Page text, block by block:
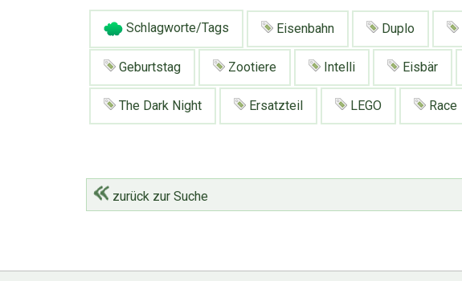
Schlagworte/Tags Eisenbahn Duplo
Geburtstag Zootiere Intelli Eisbär
The Dark Night Ersatzteil LEGO Race
zurück zur Suche